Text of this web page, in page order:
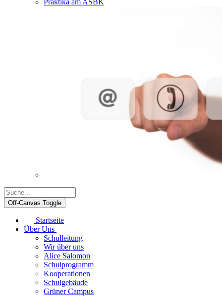
Praktika am ASBK
Off-Canvas Toggle
Startseite
Über Uns
Schulleitung
Wir über uns
Alice Salomon
Schulprogramm
Kooperationen
Schulgebäude
Grüner Campus